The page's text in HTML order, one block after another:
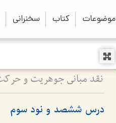
موضوعات کتاب سخنرانی
درس ششصد و نود سوم